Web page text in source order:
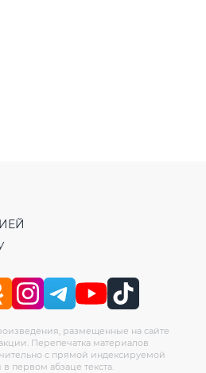
размещенные на сайте
Перепечатка материалов
с прямой индексируемой
первом абзаце текста.